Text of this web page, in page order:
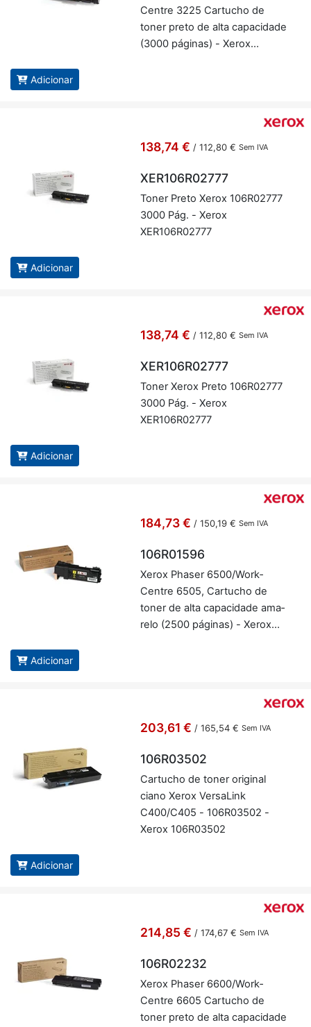
Centre 3225 Car­tucho de
toner preto de alta ca­pa­ci­dade
(3000 pá­ginas) - Xerox
Adicionar
138,74 € / 112,80 € Sem IVA
XER106R02777
Toner Preto Xerox 106R02777
3000 Pág. - Xerox
XER106R02777
Adicionar
138,74 € / 112,80 € Sem IVA
XER106R02777
Toner Xerox Preto 106R02777
3000 Pág. - Xerox
XER106R02777
Adicionar
184,73 € / 150,19 € Sem IVA
106R01596
Xerox Phaser 6500/Work­
Centre 6505, Car­tucho de
toner de alta ca­pa­ci­dade ama­
relo (2500 pá­ginas) - Xerox
Adicionar
203,61 € / 165,54 € Sem IVA
106R03502
Car­tucho de toner ori­ginal
ciano Xerox Ver­sa­Link
C400/C405 - 106R03502 -
Xerox 106R03502
Adicionar
214,85 € / 174,67 € Sem IVA
106R02232
Xerox Phaser 6600/Work­
Centre 6605 Car­tucho de
toner preto de alta ca­pa­ci­dade